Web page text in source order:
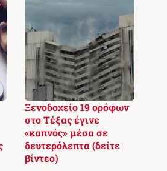
Ξενοδοχείο 19 ορόφων
στο Τέξας έγινε
«καπνός» μέσα σε
δευτερόλεπτα (δείτε
βίντεο)